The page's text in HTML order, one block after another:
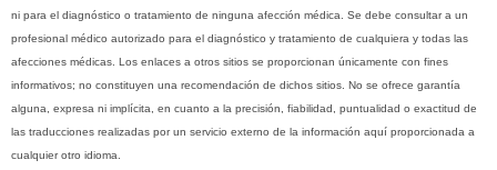
ni para el diagnóstico o tratamiento de ninguna afección médica. Se debe consultar a un
profesional médico autorizado para el diagnóstico y tratamiento de cualquiera y todas las
afecciones médicas. Los enlaces a otros sitios se proporcionan únicamente con fines
informativos; no constituyen una recomendación de dichos sitios. No se ofrece garantía
alguna, expresa ni implícita, en cuanto a la precisión, fiabilidad, puntualidad o exactitud de
las traducciones realizadas por un servicio externo de la información aquí proporcionada a
cualquier otro idioma.